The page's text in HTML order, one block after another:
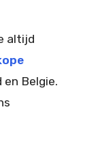
altijd
en Belgie.